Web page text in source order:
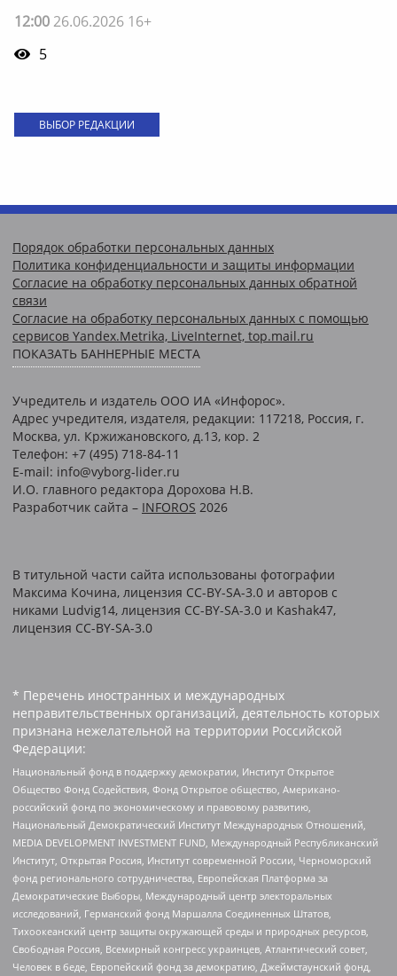
12:00 26.06.2026 16+
5
ВЫБОР РЕДАКЦИИ
Порядок обработки персональных данных
Политика конфиденциальности и защиты информации
Согласие на обработку персональных данных обратной
связи
Согласие на обработку персональных данных с помощью
сервисов Yandex.Metrika, LiveInternet, top.mail.ru
ПОКАЗАТЬ БАННЕРНЫЕ МЕСТА
Учредитель и издатель ООО ИА «Инфорос».
Адрес учредителя, издателя, редакции: 117218, Россия, г.
Москва, ул. Кржижановского, д.13, кор. 2
Телефон: +7 (495) 718-84-11
E-mail: info@vyborg-lider.ru
И.О. главного редактора Дорохова Н.В.
Разработчик сайта – INFOROS 2026
В титульной части сайта использованы фотографии
Максима Кочина, лицензия CC-BY-SA-3.0 и авторов c
никами Ludvig14, лицензия CC-BY-SA-3.0 и Kashak47,
лицензия CC-BY-SA-3.0
* Перечень иностранных и международных
неправительственных организаций, деятельность которых
признана нежелательной на территории Российской
Федерации:
Национальный фонд в поддержку демократии, Институт Открытое
Общество Фонд Содействия, Фонд Открытое общество, Американо-
российский фонд по экономическому и правовому развитию,
Национальный Демократический Институт Международных Отношений,
MEDIA DEVELOPMENT INVESTMENT FUND, Международный Республиканский
Институт, Открытая Россия, Институт современной России, Черноморский
фонд регионального сотрудничества, Европейская Платформа за
Демократические Выборы, Международный центр электоральных
исследований, Германский фонд Маршалла Соединенных Штатов,
Тихоокеанский центр защиты окружающей среды и природных ресурсов,
Свободная Россия, Всемирный конгресс украинцев, Атлантический совет,
Человек в беде, Европейский фонд за демократию, Джеймстаунский фонд,